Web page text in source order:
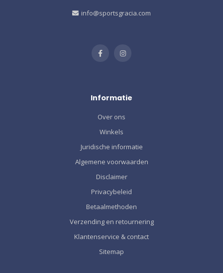
info@sportsgracia.com
Informatie
Over ons
Winkels
Juridische informatie
Algemene voorwaarden
Disclaimer
Privacybeleid
Betaalmethoden
Verzending en retournering
Klantenservice & contact
Sitemap